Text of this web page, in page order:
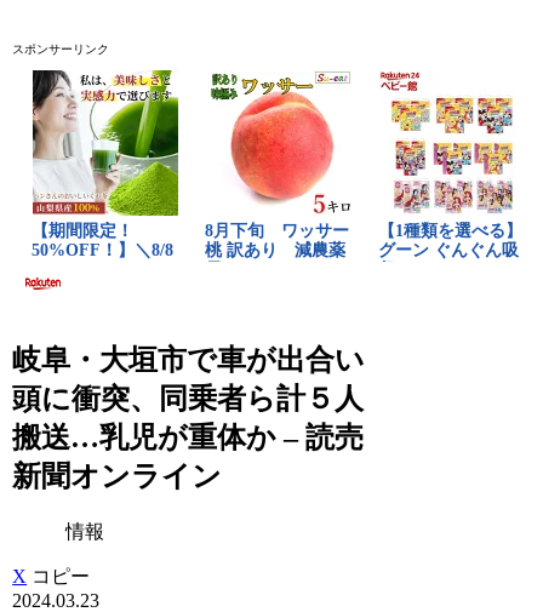
スポンサーリンク
岐阜・大垣市で車が出合い
頭に衝突、同乗者ら計５人
搬送…乳児が重体か – 読売
新聞オンライン
情報
X コピー
2024.03.23